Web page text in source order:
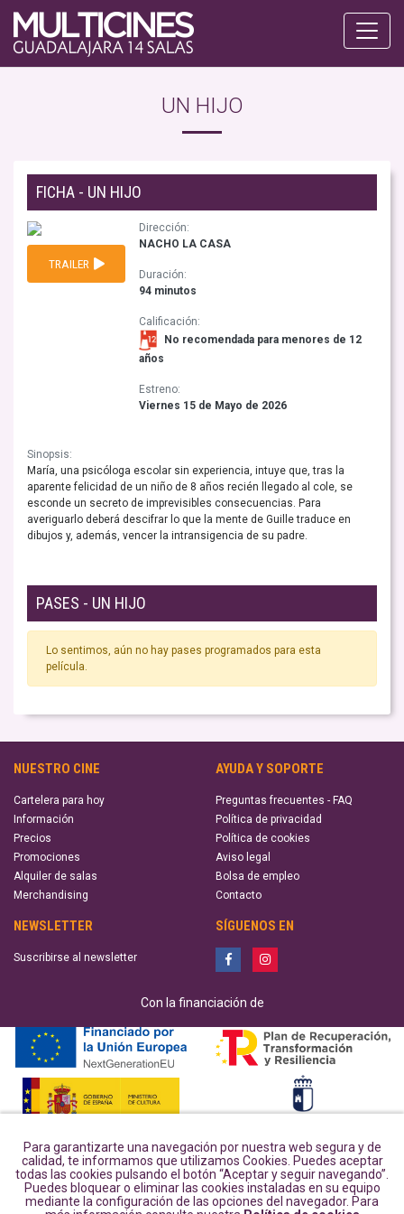
Para garantizarte una navegación por nuestra web segura y de
calidad, te informamos que utilizamos Cookies. Puedes aceptar
todas las cookies pulsando el botón “Aceptar y seguir navegando”.
Puedes bloquear o eliminar las cookies instaladas en su equipo
mediante la configuración de las opciones del navegador. Para
UN HIJO
FICHA - UN HIJO
TRAILER
Dirección:
NACHO LA CASA
Duración:
94 minutos
Calificación:
No recomendada para menores de 12
años
Estreno:
Viernes 15 de Mayo de 2026
Sinopsis:
María, una psicóloga escolar sin experiencia, intuye que, tras la
aparente felicidad de un niño de 8 años recién llegado al cole, se
esconde un secreto de imprevisibles consecuencias. Para
averiguarlo deberá descifrar lo que la mente de Guille traduce en
dibujos y, además, vencer la intransigencia de su padre.
PASES - UN HIJO
Lo sentimos, aún no hay pases programados para esta
película.
NUESTRO CINE
Cartelera para hoy
Información
Precios
Promociones
Alquiler de salas
Merchandising
AYUDA Y SOPORTE
Preguntas frecuentes - FAQ
Política de privacidad
Política de cookies
Aviso legal
Bolsa de empleo
Contacto
NEWSLETTER
Suscribirse al newsletter
SÍGUENOS EN
Con la financiación de